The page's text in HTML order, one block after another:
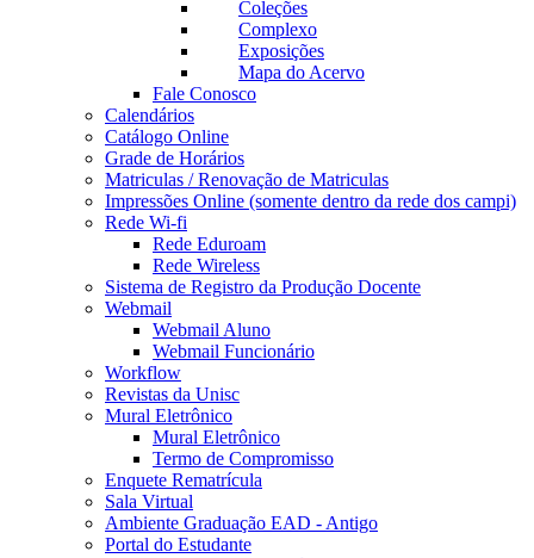
Coleções
Complexo
Exposições
Mapa do Acervo
Fale Conosco
Calendários
Catálogo Online
Grade de Horários
Matriculas / Renovação de Matriculas
Impressões Online (somente dentro da rede dos campi)
Rede Wi-fi
Rede Eduroam
Rede Wireless
Sistema de Registro da Produção Docente
Webmail
Webmail Aluno
Webmail Funcionário
Workflow
Revistas da Unisc
Mural Eletrônico
Mural Eletrônico
Termo de Compromisso
Enquete Rematrícula
Sala Virtual
Ambiente Graduação EAD - Antigo
Portal do Estudante